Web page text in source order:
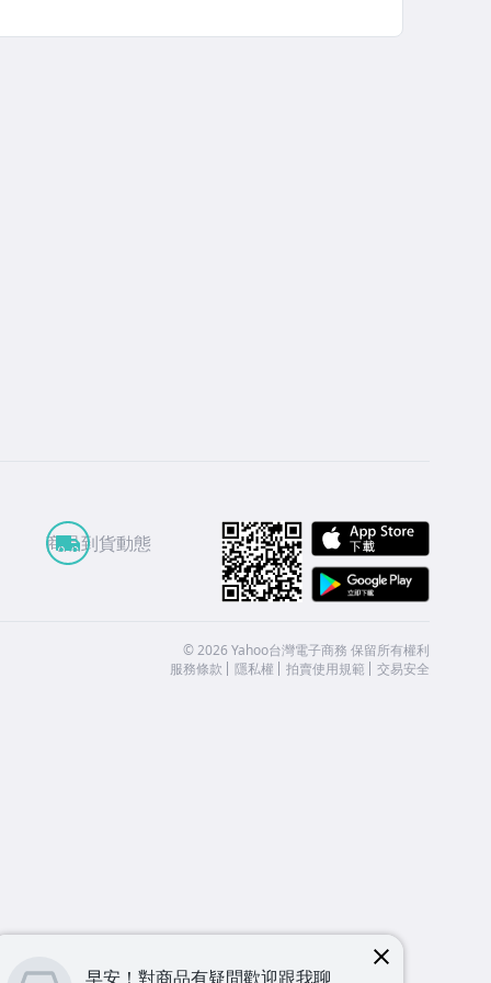
商品到貨動態
©2026 Yahoo台灣電子商務 保留所有權利
服務條款
隱私權 拍賣使用規範 交易安全